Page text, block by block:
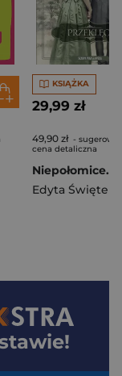
KSIĄŻKA
29,99 zł
49,90 zł -
cena detaliczna
Edyta Świętek